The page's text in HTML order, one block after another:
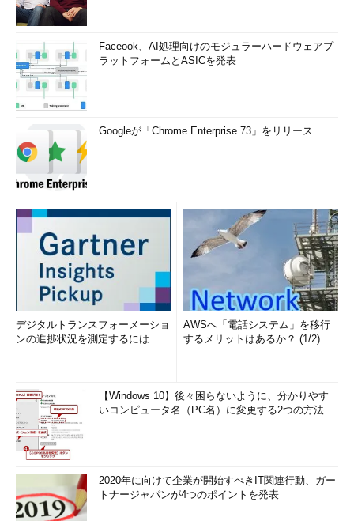
Faceook、AI処理向けのモジュラーハードウェアプ
ラットフォームとASICを発表
Googleが「Chrome Enterprise 73」をリリース
デジタルトランスフォーメーショ
ンの進捗状況を測定するには
AWSへ「電話システム」を移行
するメリットはあるか？ (1/2)
【Windows 10】後々困らないように、分かりやす
いコンピュータ名（PC名）に変更する2つの方法
2020年に向けて企業が開始すべきIT関連行動、ガー
トナージャパンが4つのポイントを発表